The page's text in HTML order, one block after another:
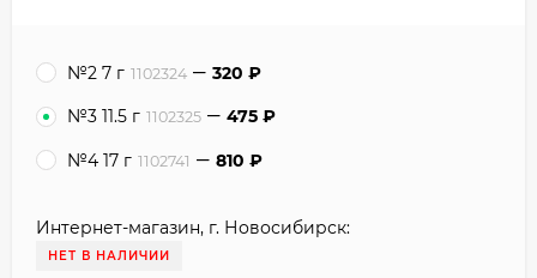
№2 7 г 1102324 320 ₽
№3 11.5 г 1102325 475 ₽
№4 17 г 1102741 810 ₽
Интернет-магазин, г. Новосибирск:
НЕТ В НАЛИЧИИ